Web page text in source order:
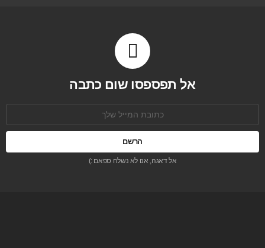
אל תפספסו שום כתבה
אל דאגה, אנו לא נשלח ספאם :)